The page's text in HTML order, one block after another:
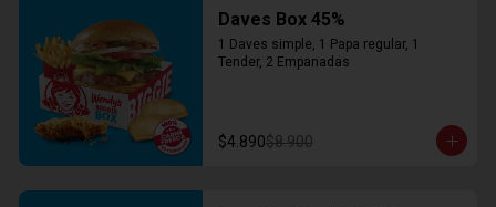
Daves Box 45%
1 Daves simple, 1 Papa regular, 1
Tender, 2 Empanadas
$4.890$8.900